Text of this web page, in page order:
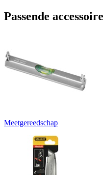
Passende
Meetgereedschap